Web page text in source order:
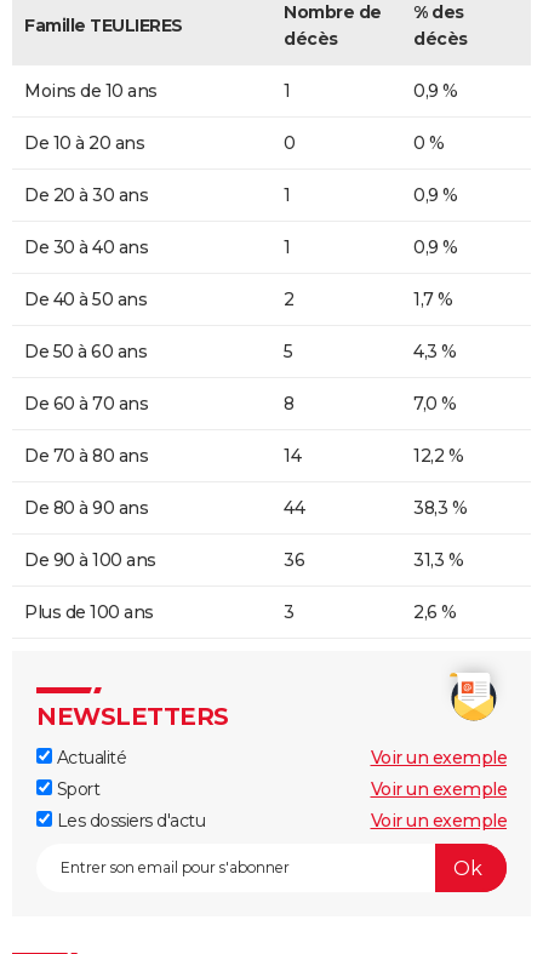
Famille TEULIERES
Nombre de
décès
% des
décès
Moins de 10 ans 1 0,9 %
De 10 à 20 ans 0 0 %
De 20 à 30 ans 1 0,9 %
De 30 à 40 ans 1 0,9 %
De 40 à 50 ans 2 1,7 %
De 50 à 60 ans 5 4,3 %
De 60 à 70 ans 8 7,0 %
De 70 à 80 ans 14 12,2 %
De 80 à 90 ans 44 38,3 %
De 90 à 100 ans 36 31,3 %
Plus de 100 ans 3 2,6 %
NEWSLETTERS
Actualité
Voir un exemple
Sport
Voir un exemple
Les dossiers d'actu
Voir un exemple